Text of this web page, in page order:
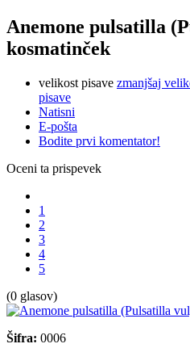
Anemone pulsatilla
kosmatinček
velikost pisave zmanjšaj
pisave
Natisni
E-pošta
Bodite prvi komentator!
Oceni ta prispevek
1
2
3
4
5
(0 glasov)
Šifra: 0006